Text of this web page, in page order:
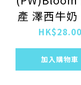
產 澤西牛奶
果(梨, 蘋果,
和甜瓜) 健
80g
HK$28.00
加入購物車